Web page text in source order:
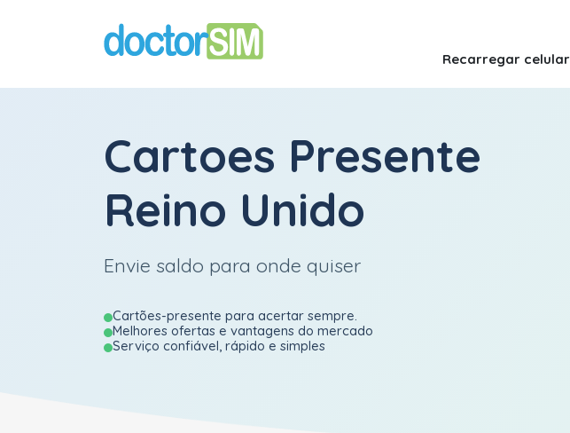
Recarregar celular
Cartoes Presente
Reino Unido
Envie saldo para onde quiser
Cartões-presente para acertar sempre.
Melhores ofertas e vantagens do mercado
Serviço confiável, rápido e simples